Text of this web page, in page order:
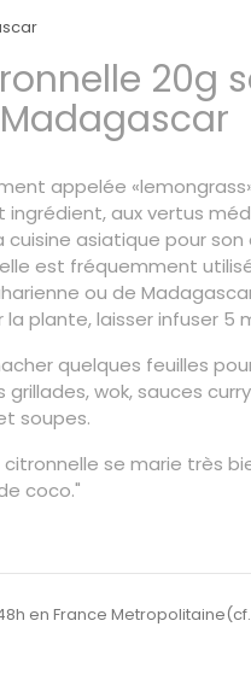
20g
appelée
ingrédient, aux vertus
cuisine asiatique pour
est fréquemment
ou de
plante, laisser infuser 5
quelques feuilles
wok, sauces
soupes.
citronnelle se marie très
coco."
en France